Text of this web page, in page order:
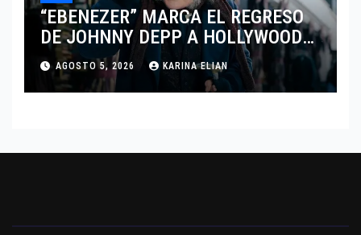
“EBENEZER” MARCA EL REGRESO
DE JOHNNY DEPP A HOLLYWOOD
TRAS SU PASO POR EL CINE
INDEPENDIENTE EUROPEO
AGOSTO 5, 2026 KARINA ELIAN